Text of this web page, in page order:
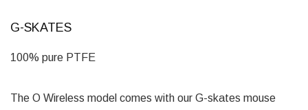
G-SKATES
100% pure PTFE
The O Wireless model comes with our G-skates mouse